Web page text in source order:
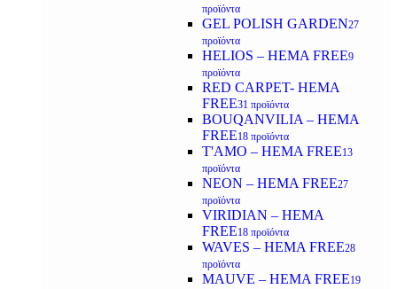
προϊόντα
GEL POLISH GARDEN27
προϊόντα
HELIOS – HEMA FREE9
προϊόντα
RED CARPET- HEMA
FREE31 προϊόντα
BOUQANVILIA – HEMA
FREE18 προϊόντα
T'AMO – HEMA FREE13
προϊόντα
NEON – HEMA FREE27
προϊόντα
VIRIDIAN – HEMA
FREE18 προϊόντα
WAVES – HEMA FREE28
προϊόντα
MAUVE – HEMA FREE19